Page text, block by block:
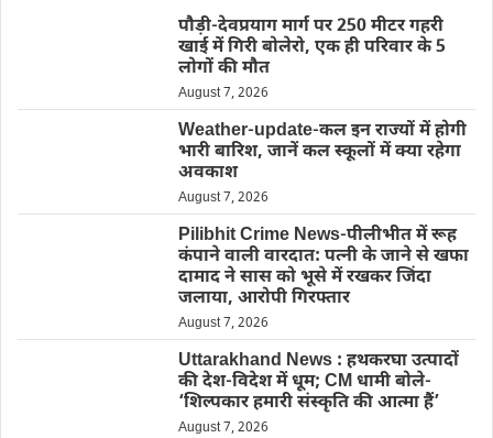
पौड़ी-देवप्रयाग मार्ग पर 250 मीटर गहरी
खाई में गिरी बोलेरो, एक ही परिवार के 5
लोगों की मौत
August 7, 2026
Weather-update-कल इन राज्यों में होगी
भारी बारिश, जानें कल स्कूलों में क्या रहेगा
अवकाश
August 7, 2026
Pilibhit Crime News-पीलीभीत में रूह
कंपाने वाली वारदात: पत्नी के जाने से खफा
दामाद ने सास को भूसे में रखकर जिंदा
जलाया, आरोपी गिरफ्तार
August 7, 2026
Uttarakhand News : हथकरघा उत्पादों
की देश-विदेश में धूम; CM धामी बोले-
‘शिल्पकार हमारी संस्कृति की आत्मा हैं’
August 7, 2026